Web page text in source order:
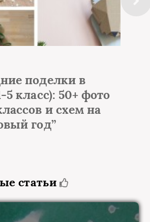
мишуры и
на стене – 50+
елки
статьи